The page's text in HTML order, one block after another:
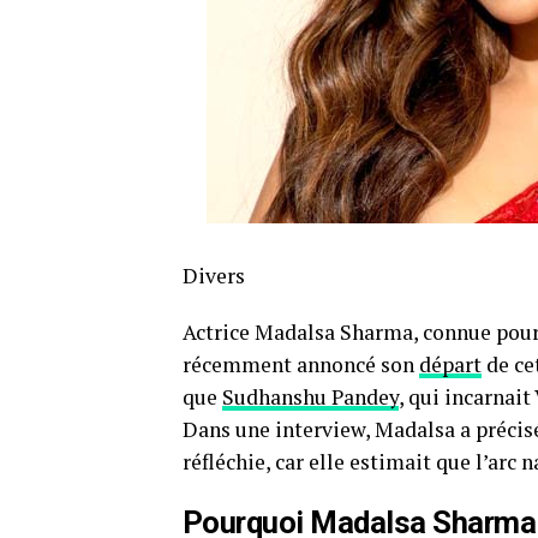
Divers
Actrice Madalsa Sharma, connue
récemment annoncé son départ de
que Sudhanshu Pandey, qui incarnait
Dans une interview, Madalsa a
réfléchie, car elle estimait que l’arc
Pourquoi Madalsa